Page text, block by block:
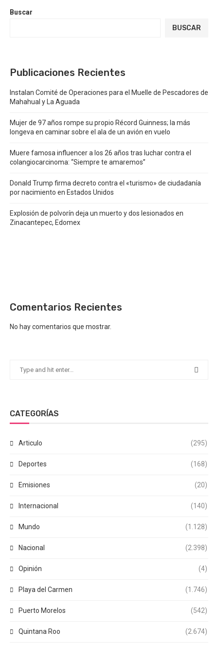
Buscar
BUSCAR
Publicaciones Recientes
Instalan Comité de Operaciones para el Muelle de Pescadores de
Mahahual y La Aguada
Mujer de 97 años rompe su propio Récord Guinness; la más
longeva en caminar sobre el ala de un avión en vuelo
Muere famosa influencer a los 26 años tras luchar contra el
colangiocarcinoma: “Siempre te amaremos”
Donald Trump firma decreto contra el «turismo» de ciudadanía
por nacimiento en Estados Unidos
Explosión de polvorín deja un muerto y dos lesionados en
Zinacantepec, Edomex
Comentarios Recientes
No hay comentarios que mostrar.
CATEGORÍAS
Articulo (295)
Deportes (168)
Emisiones (20)
Internacional (140)
Mundo (1.128)
Nacional (2.398)
Opinión (4)
Playa del Carmen (1.746)
Puerto Morelos (542)
Quintana Roo (2.674)